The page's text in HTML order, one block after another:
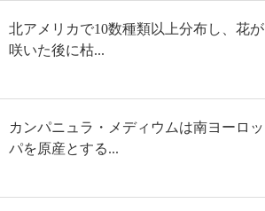
北アメリカで10数種類以上分布し、花が
咲いた後に枯...
カンパニュラ・メディウムは南ヨーロッ
パを原産とする...